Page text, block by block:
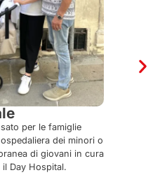
per le famiglie
dei minori o
di giovani in cura
Day Hospital.